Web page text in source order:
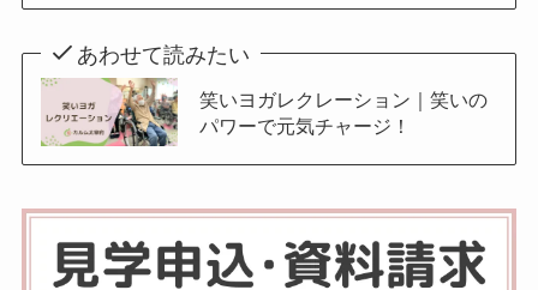
あわせて読みたい
笑いヨガレクレーション｜笑いの
パワーで元気チャージ！